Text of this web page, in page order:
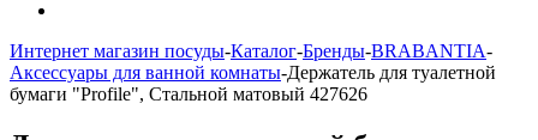
Интернет магазин посуды-Каталог-Бренды-BRABANTIA-
Аксессуары для ванной комнаты-Держатель для туалетной
бумаги "Profile", Стальной матовый 427626